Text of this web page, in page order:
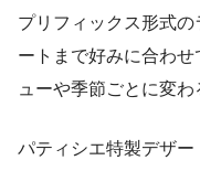
プリフィックス形式
ートまで好みに合わ
ューや季節ごとに変
パティシエ特製デザ